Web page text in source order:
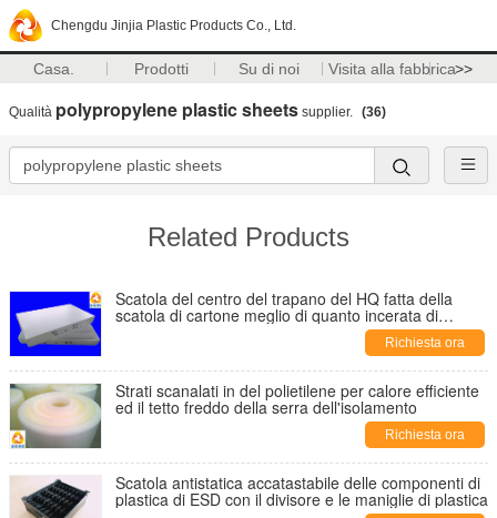
Chengdu Jinjia Plastic Products Co., Ltd.
Casa. Prodotti Su di noi Visita alla fabbrica>>
Qualità polypropylene plastic sheets supplier. (36)
Related Products
Scatola del centro del trapano del HQ fatta della
scatola di cartone meglio di quanto incerata di
plastica scanalata in impermeabile di stratiRichiesta ora
Strati scanalati in del polietilene per calore efficiente
ed il tetto freddo della serra dell'isolamento
Richiesta ora
Scatola antistatica accatastabile delle componenti di
plastica di ESD con il divisore e le maniglie di plastica